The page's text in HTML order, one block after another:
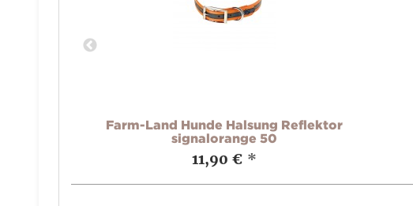
Farm-Land Hunde Halsung Reflektor
signalorange 50
11,90 € *